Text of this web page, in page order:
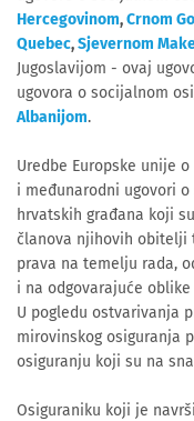
Hercegovinom,Crnom
Quebec,Sjevernom
Jugoslavijom - ovaj
ugovora o socijalnom
Albanijom.
Uredbe Europske unije
i međunarodni ugovori
hrvatskih građana koji
članova njihovih obitelji
prava na temelju rada,
i na odgovarajuće
U pogledu ostvarivanja
mirovinskog osiguranja
osiguranju koji su na
Osiguraniku koji je